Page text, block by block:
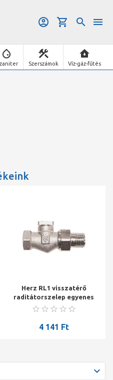
Szerszámok Víz-gáz-fűtés
Herz RL1 visszatérő
raditátorszelep egyenes
1/2"
4 141 Ft